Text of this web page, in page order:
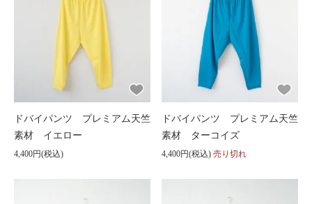
ドバイパンツ プレミアム天竺
素材 イエロー
4,400円(税込)
ドバイパンツ プレミアム天竺
素材 ターコイズ
4,400円(税込) 売り切れ